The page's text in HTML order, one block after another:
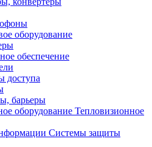
оборудование
обеспечение
доступа
барьеры
Тепловизионное
Системы защиты